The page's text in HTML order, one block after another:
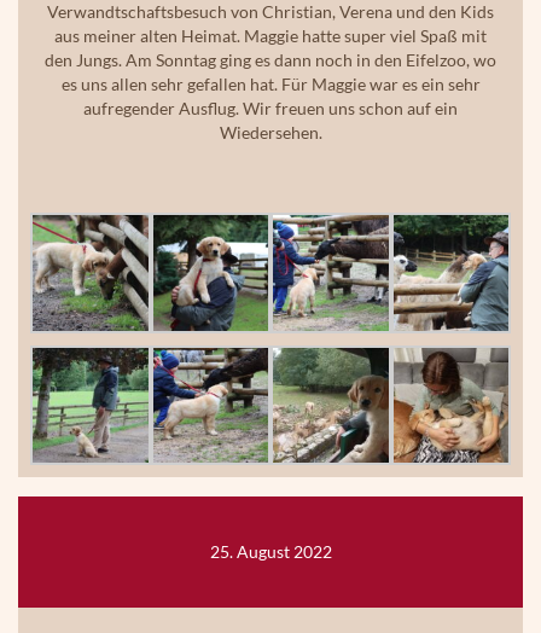
Verwandtschaftsbesuch von Christian, Verena und den Kids
aus meiner alten Heimat. Maggie hatte super viel Spaß mit
den Jungs. Am Sonntag ging es dann noch in den Eifelzoo, wo
es uns allen sehr gefallen hat. Für Maggie war es ein sehr
aufregender Ausflug. Wir freuen uns schon auf ein
Wiedersehen.
25. August 2022